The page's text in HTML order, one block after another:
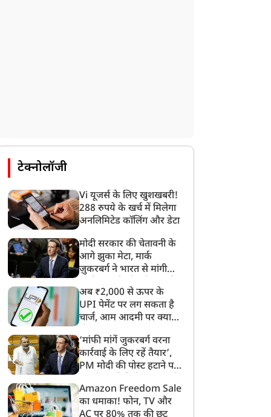
टेक्नोलॉजी
Vi यूजर्स के लिए खुशखबरी!
288 रुपये के खर्च में मिलेगा
अनलिमिटेड कॉलिंग और डेटा
मोदी सरकार की चेतावनी के
आगे झुका मेटा, मार्क
ज़ुकरबर्ग ने भारत से मांगी
अब ₹2,000 से ऊपर के
UPI पेमेंट पर लग सकता है
चार्ज, आम आदमी पर क्या
‘मांफी मांगें जुकरबर्ग वरना
कार्रवाई के लिए रहें तैयार’,
PM मोदी की पोस्ट हटाने पर
लगाई फटकार
Amazon Freedom Sale
का धमाका! फोन, TV और